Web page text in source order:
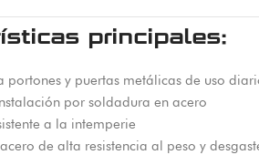
principales:
y puertas metálicas de uso
por soldadura en acero
a la intemperie
de alta resistencia al peso y